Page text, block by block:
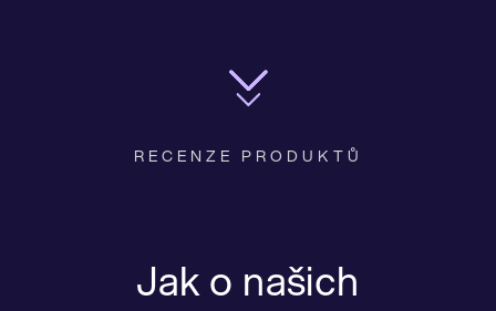
RECENZE PRODUKTŮ
Jak o našich